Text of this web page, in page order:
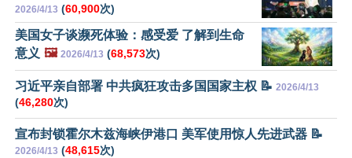
2026/4/13 (60,900次)
美国女子谈濒死体验：感受爱 了解到生命
意义 🖼️ 2026/4/13 (68,573次)
习近平亲自部署 中共疯狂攻击多国国家主权 📝 2026/4/13
(46,280次)
宣布封锁霍尔木兹海峡伊港口 美军使用惊人先进武器 📝
2026/4/13 (48,615次)